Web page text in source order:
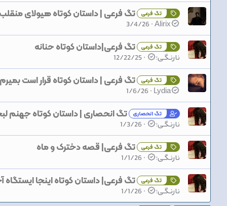
تگ فرعی تگ فرعی | داستان کوتاه هیولای منقلب
Alirix
3/4/26
تگ فرعی تگ فرعی|داستان کوتاه حنانه
نارنـگـی؛ 12/22/25
تگ فرعی تگ فرعی | داستان کوتاه قرار است بمیرم
Lydia
1/6/26
تگ انحصاری تگ انحصاری | داستان کوتاه جهنم
نارنـگـی؛ 1/3/26
تگ فرعی تگ فرعی| قصه دخترک و ماه
نارنـگـی؛ 1/1/26
تگ فرعی تگ فرعی| داستان کوتاه اینجا
نارنـگـی؛ 1/1/26